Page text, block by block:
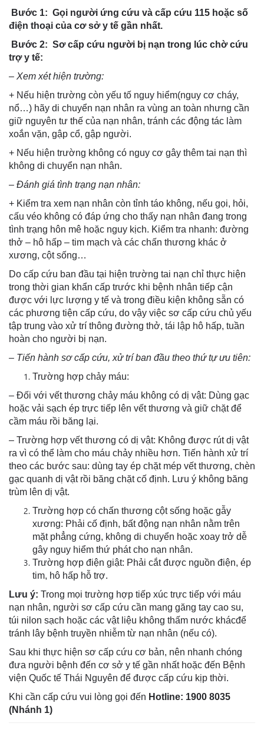
Bước 1: Gọi người ứng cứu và cấp cứu 115 hoặc số
điện thoại của cơ sở y tế gần nhất.
Bước 2: Sơ cấp cứu người bị nạn trong lúc chờ cứu
trợ y tế:
– Xem xét hiện trường:
+ Nếu hiện trường còn yếu tố nguy hiểm(nguy cơ cháy,
nổ…) hãy di chuyển nạn nhân ra vùng an toàn nhưng cần
giữ nguyên tư thế của nạn nhân, tránh các động tác làm
xoắn vặn, gập cổ, gập người.
+ Nếu hiện trường không có nguy cơ gây thêm tai nạn thì
không di chuyển nạn nhân.
– Đánh giá tình trạng nạn nhân:
+ Kiểm tra xem nạn nhân còn tỉnh táo không, nếu gọi, hỏi,
cấu véo không có đáp ứng cho thấy nạn nhân đang trong
tình trạng hôn mê hoặc nguy kịch. Kiểm tra nhanh: đường
thở – hô hấp – tim mạch và các chấn thương khác ở
xương, cột sống…
Do cấp cứu ban đầu tại hiện trường tai nạn chỉ thực hiện
trong thời gian khẩn cấp trước khi bệnh nhân tiếp cận
được với lực lượng y tế và trong điều kiện không sẵn có
các phương tiện cấp cứu, do vậy việc sơ cấp cứu chủ yếu
tập trung vào xử trí thông đường thở, tái lập hô hấp, tuần
hoàn cho người bị nạn.
– Tiến hành sơ cấp cứu, xử trí ban đầu theo thứ tự ưu tiên:
Trường hợp chảy máu:
– Đối với vết thương chảy máu không có dị vật: Dùng gạc
hoặc vải sạch ép trực tiếp lên vết thương và giữ chặt để
cầm máu rồi băng lại.
– Trường hợp vết thương có dị vật: Không được rút dị vật
ra vì có thể làm cho máu chảy nhiều hơn. Tiến hành xử trí
theo các bước sau: dùng tay ép chặt mép vết thương, chèn
gạc quanh dị vật rồi băng chặt cố định. Lưu ý không băng
trùm lên dị vật.
Trường hợp có chấn thương cột sống hoặc gẫy
xương: Phải cố định, bất động nạn nhân nằm trên
mặt phẳng cứng, không di chuyển hoặc xoay trở dễ
gây nguy hiểm thứ phát cho nạn nhân.
Trường hợp điện giật: Phải cắt được nguồn điện, ép
tim, hô hấp hỗ trợ.
Lưu ý: Trong mọi trường hợp tiếp xúc trực tiếp với máu
nạn nhân, người sơ cấp cứu cần mang găng tay cao su,
túi nilon sạch hoặc các vật liệu không thấm nước khácđể
tránh lây bệnh truyền nhiễm từ nạn nhân (nếu có).
Sau khi thực hiện sơ cấp cứu cơ bản, nên nhanh chóng
đưa người bệnh đến cơ sở y tế gần nhất hoặc đến Bệnh
viện Quốc tế Thái Nguyên để được cấp cứu kịp thời.
Khi cần cấp cứu vui lòng gọi đến Hotline: 1900 8035
(Nhánh 1)